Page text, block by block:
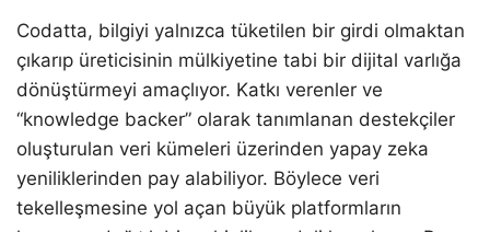
Codatta, bilgiyi yalnızca tüketilen bir girdi olmaktan
çıkarıp üreticisinin mülkiyetine tabi bir dijital varlığa
dönüştürmeyi amaçlıyor. Katkı verenler ve
“knowledge backer” olarak tanımlanan destekçiler
oluşturulan veri kümeleri üzerinden yapay zeka
yeniliklerinden pay alabiliyor. Böylece veri
tekelleşmesine yol açan büyük platformların